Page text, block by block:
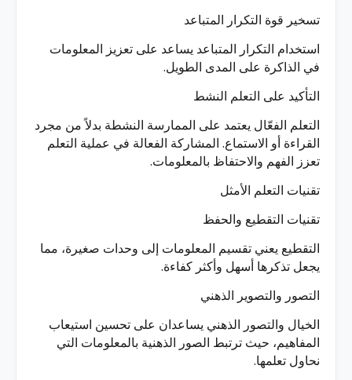
تسخير قوة التكرار المتباعد
استخدام التكرار المتباعد يساعد على تعزيز المعلومات
في الذاكرة على المدى الطويل.
التأكيد على التعلم النشط
التعلم الفعّال يعتمد على الممارسة النشطة بدلاً من مجرد
القراءة أو الاستماع. المشاركة الفعالة في عملية التعلم
تعزز الفهم والاحتفاظ بالمعلومات.
تقنيات التعلم الأمثل
تقنيات التقطيع والحفظ
التقطيع يعني تقسيم المعلومات إلى وحدات صغيرة، مما
يجعل تذكرها أسهل وأكثر كفاءة.
التصور والتصوير الذهني
الخيال والتصور الذهني يساعدان على تحسين استيعاب
المفاهيم، حيث ترتبط الصور الذهنية بالمعلومات التي
نحاول تعلمها.